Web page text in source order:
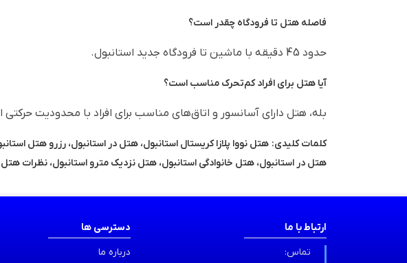
فاصله هتل تا فرودگاه چقدر است؟
حدود 45 دقیقه با ماشین تا فرودگاه جدید استانبول.
آیا هتل برای افراد کم‌تحرک مناسب است؟
بله، هتل دارای آسانسور و اتاق‌های مناسب برای افراد با محدودیت
کلمات کلیدی:
هتل در استانبول، هتل خانوادگی استانبول، هتل نزدیک مترو استانبول، نظرات هتل
ارتباط با ما
تماس:
دسترسی ها
درباره ما